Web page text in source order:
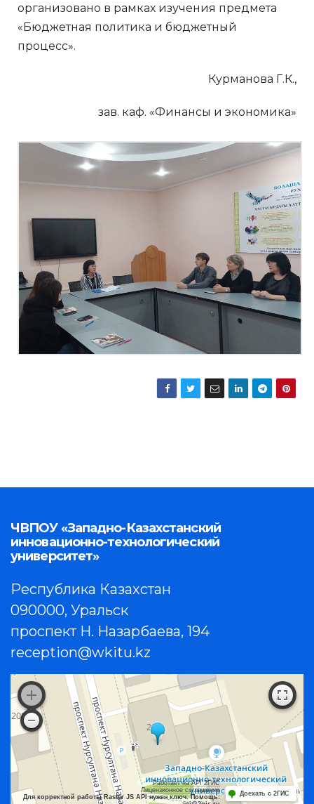
организовано в рамках изучения предмета
«Бюджетная политика и бюджетный
процесс».
Курманова Г.К.,
зав. каф. «Финансы и экономика»
ЧВПОУ «Западно-Казахстанский
инновационно-технологический
университет»
Республика Казахстан
090000, Уральск
проспект Н. Назарбаева, 194
reception@wkitu.kz
Работает на API 2ГИС
Лицензионное соглашение
Для корректной работы Raster JS API нужен ключ. Помощь:
Доехать с 2ГИС